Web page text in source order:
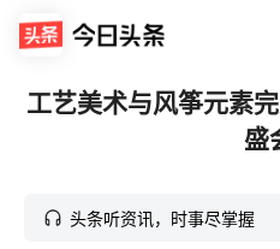
工艺美术与风筝元素
盛
头条听资讯，时事尽掌握